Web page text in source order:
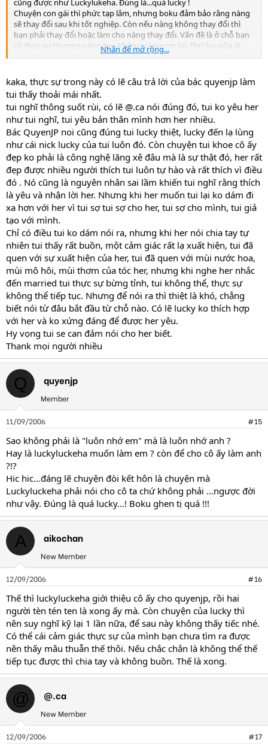
Chuyện con gái thì phức tạp lắm, nhưng boku đảm bảo rằng nàng
sẽ thay đổi sau khi tốt nghiệp. Còn nếu nàng không thay đổi thì
bạn phải thay đổi hoặc làm cho nàng thay đổi. Vấn đề là ở chỗ bạn
có thực sự thương nàng hay không và ngược lại. Thứ hai nữa là
phải đảm bảo về kinh tế, thời buổi này mà không có kinh tế
Boku không hiểu là tại sao bạn vừa khoe là có người yêu hoa khôi
lại vừa bảo là không muốn gắn bó đời mình ?!? (chiêu đánh đánh
bóng tên tuổi của các nghệ sĩ...?!)
Dũng cảm lên chứ, bạn. Có gì mà không làm được đâu ! Dĩ nhiên là
yêu đương sớm thì ko tốt lắm, nhưng bạn nên nhớ nếu cả hai đều
nỗ lực đều phấn đấu vì tình yêu thì ko có gì là không làm được cả.
Bạn nên nhớ thế giới này tồn tại được là vì có tình yêu đấy. Có 1
người hiểu mình, thương yêu mình mà lại còn xinh đẹp nữa
chứ...Còn gì hơn hả bạn ?! (chắc bạn sẽ nói là...game...online)
Nhấn để mở rộng...
kaka, thực sự trong này có lẽ câu trả lời của bác quyenjp làm
tui thấy thoải mái nhất.
tui nghĩ thông suốt rùi, có lẽ @.ca nói đúng đó, tui ko yêu her
như tui nghĩ, tui yêu bản thân mình hơn her nhiều.
Bác QuyenJP noi cũng đúng tui lucky thiệt, lucky đến lạ lùng
như cái nick lucky của tui luôn đó. Còn chuyện tui khoe cô ấy
đẹp ko phải là công nghệ lăng xê đâu mà là sự thật đó, her rất
đẹp được nhiều người thích tui luôn tự hào và rất thích vì điều
đó . Nó cũng là nguyên nhân sai lầm khiến tui nghĩ rằng thích
là yêu và nhận lời her. Nhưng khi her muốn tui lại ko dám đi
xa hơn với her vì tui sợ tui sợ cho her, tui sợ cho mình, tui giả
tạo với mình.
Chỉ có điều tui ko dám nói ra, nhưng khi her nói chia tay tự
nhiên tui thấy rất buồn, một cảm giác rất lạ xuất hiện, tui đã
quen với sự xuất hiện của her, tui đã quen với mùi nước hoa,
mùi mô hôi, mùi thơm của tóc her, nhưng khi nghe her nhắc
đến married tui thực sự bừng tỉnh, tui không thể, thực sự
không thể tiếp tục. Nhưng để nói ra thì thiệt là khó, chẳng
biết nói từ đâu bắt đầu từ chỗ nào. Có lẽ lucky ko thích hợp
với her và ko xứng đáng để được her yêu.
Hy vọng tui se can đảm nói cho her biết.
Thank mọi người nhiều
Q quyenjp
Member
11/09/2006 #15
Sao không phải là "luôn nhớ em" mà là luôn nhớ anh ?
Hay là luckyluckeha muốn làm em ? còn để cho cô ấy làm anh
?!?
Hic hic...đáng lẽ chuyện đòi kết hôn là chuyện mà
Luckyluckeha phải nói cho cô ta chứ không phải ...ngược đời
như vậy. Đúng là quá lucky...! Boku ghen tị quá !!!
A aikochan
New Member
12/09/2006 #16
Thế thì luckyluckeha giới thiệu cô ấy cho quyenjp, rồi hai
người tèn tén ten là xong ấy mà. Còn chuyện của lucky thì
nên suy nghĩ kỹ lại 1 lần nữa, để sau này không thấy tiếc nhé.
Có thể cái cảm giác thực sự của mình bạn chưa tìm ra được
nên thấy mâu thuẫn thế thôi. Nếu chắc chắn là không thể thế
tiếp tục được thì chia tay và không buồn. Thế là xong.
@ @.ca
New Member
12/09/2006 #17